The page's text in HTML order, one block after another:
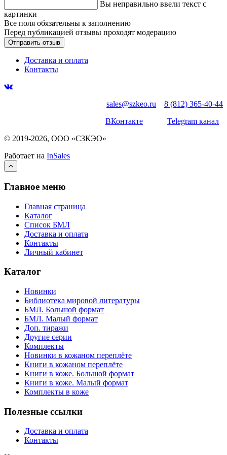
Вы неправильно ввели текст с
картинки
Все поля обязательны к заполнению
Перед публикацией отзывы проходят модерацию
Доставка и оплата
Контакты
sales@szkeo.ru
8 (812) 365-40-44
ВКонтакте
Telegram канал
© 2019-2026, ООО «СЗКЭО»
Работает на InSales
Главное меню
Главная страница
Каталог
Список БМЛ
Доставка и оплата
Контакты
Личный кабинет
Каталог
Новинки
Библиотека мировой литературы
БМЛ. Большой формат
БМЛ. Малый формат
Доп. тиражи
Другие серии
Комплекты
Новинки в кожаном переплёте
Книги в кожаном переплёте
Книги в коже. Большой формат
Книги в коже. Малый формат
Комплекты в коже
Полезные ссылки
Доставка и оплата
Контакты